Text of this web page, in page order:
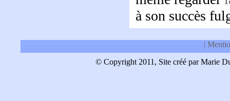
à son succès
|
© Copyright 2011, Site créé par Marie